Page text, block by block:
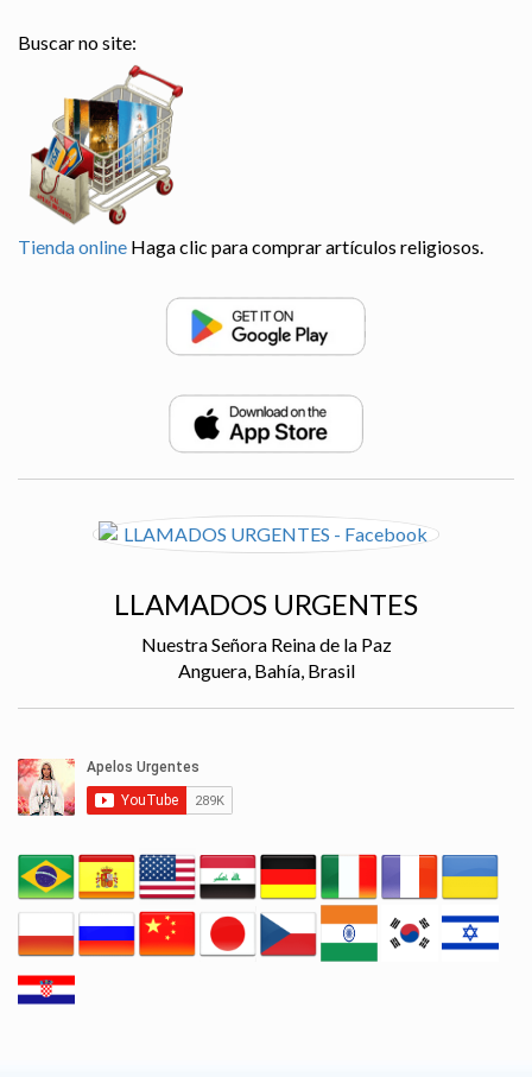
Buscar no site:
Tienda online Haga clic para comprar artículos religiosos.
LLAMADOS URGENTES
Nuestra Señora Reina de la Paz
Anguera, Bahía, Brasil